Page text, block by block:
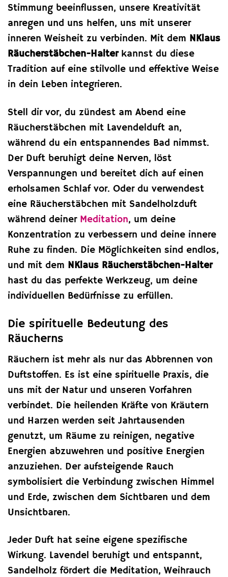
Stimmung beeinflussen, unsere Kreativität
anregen und uns helfen, uns mit unserer
inneren Weisheit zu verbinden. Mit dem NKlaus
Räucherstäbchen-Halterkannst du diese
Tradition auf eine stilvolle und effektive Weise
in dein Leben integrieren.
Stell dir vor, du zündest am Abend eine
Räucherstäbchen mit Lavendelduft an,
während du ein entspannendes Bad nimmst.
Der Duft beruhigt deine Nerven, löst
Verspannungen und bereitet dich auf einen
erholsamen Schlaf vor. Oder du verwendest
eine Räucherstäbchen mit Sandelholzduft
während deiner Meditation, um deine
Konzentration zu verbessern und deine innere
Ruhe zu finden. Die Möglichkeiten sind endlos,
und mit dem NKlaus Räucherstäbchen-Halter
hast du das perfekte Werkzeug, um deine
individuellen Bedürfnisse zu erfüllen.
Die spirituelle Bedeutung des
Räucherns
Räuchern ist mehr als nur das Abbrennen von
Duftstoffen. Es ist eine spirituelle Praxis, die
uns mit der Natur und unseren Vorfahren
verbindet. Die heilenden Kräfte von Kräutern
und Harzen werden seit Jahrtausenden
genutzt, um Räume zu reinigen, negative
Energien abzuwehren und positive Energien
anzuziehen. Der aufsteigende Rauch
symbolisiert die Verbindung zwischen Himmel
und Erde, zwischen dem Sichtbaren und dem
Unsichtbaren.
Jeder Duft hat seine eigene spezifische
Wirkung. Lavendel beruhigt und entspannt,
Sandelholz fördert die Meditation, Weihrauch